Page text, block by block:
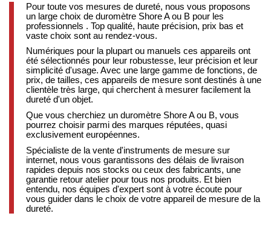
Pour toute vos mesures de dureté, nous vous proposons
un large choix de duromètre Shore A ou B pour les
professionnels . Top qualité, haute précision, prix bas et
vaste choix sont au rendez-vous.
Numériques pour la plupart ou manuels ces appareils ont
été sélectionnés pour leur robustesse, leur précision et leur
simplicité d'usage. Avec une large gamme de fonctions, de
prix, de tailles, ces appareils de mesure sont destinés à une
clientèle très large, qui cherchent à mesurer facilement la
dureté d'un objet.
Que vous cherchiez un duromètre Shore A ou B, vous
pourrez choisir parmi des marques réputées, quasi
exclusivement européennes.
Spécialiste de la vente d'instruments de mesure sur
internet, nous vous garantissons des délais de livraison
rapides depuis nos stocks ou ceux des fabricants, une
garantie retour atelier pour tous nos produits. Et bien
entendu, nos équipes d'expert sont à votre écoute pour
vous guider dans le choix de votre appareil de mesure de la
dureté.